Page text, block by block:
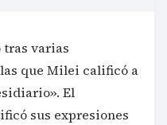
varias
que Milei calificó a
El
sus expresiones